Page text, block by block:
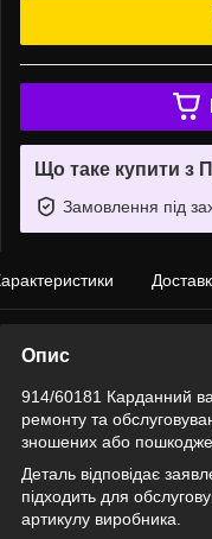
Що таке купити з
Замовлення під
Опис
914/60181 Карданний
ремонту та
зношених або
Деталь відповідає
підходить для
артикулу виробника.